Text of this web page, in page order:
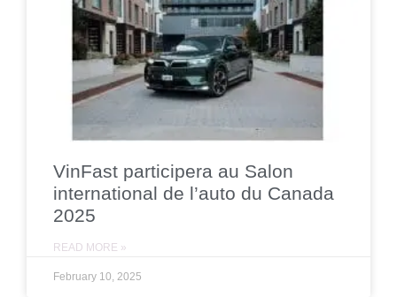
VinFast participera au Salon
international de l’auto du Canada
2025
READ MORE »
February 10, 2025